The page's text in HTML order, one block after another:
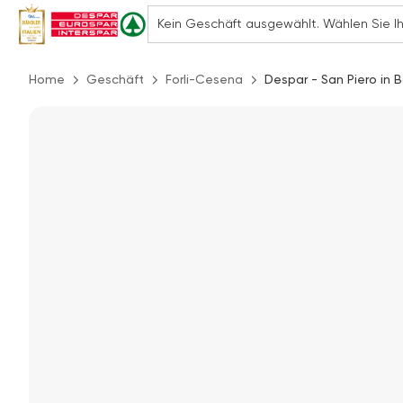
Home Geschäft Forli-Cesena Despar - San Piero in